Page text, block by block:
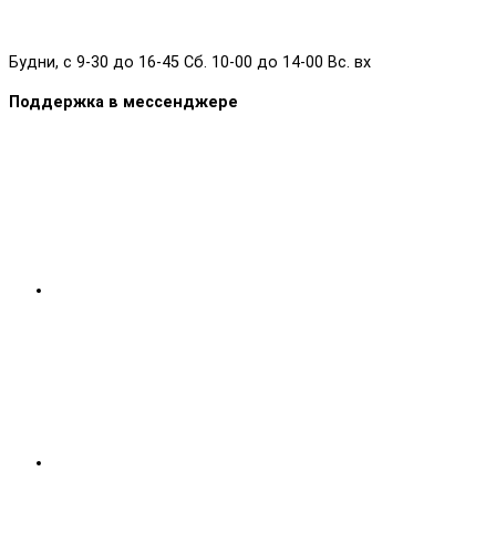
Будни, с 9-30 до 16-45 Сб. 10-00 до 14-00 Вс. вх
Поддержка в мессенджере